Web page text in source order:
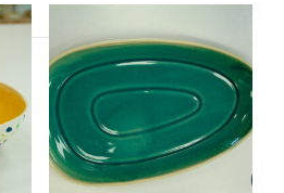
Buscar
por: